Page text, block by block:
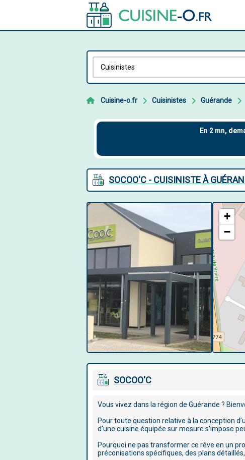
Cuisine-o.fr Cuisinistes Guérande
SOCOO'C - CUISINISTE À
© Google User Content
+
−
SOCOO'C
Vous vivez dans la région de Guérande ?
Pour toute question relative à la conception
d’une cuisine équipée sur mesure s'impose
Pourquoi ne pas transformer ce rêve en un
préconisations spécifiques, des plans